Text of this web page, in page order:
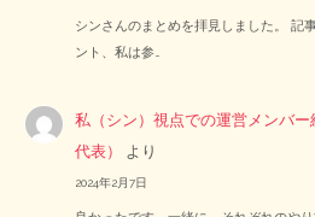
シンさんのまとめを拝見しました。 記
ント、私は参…
私（シン）視点での運営メンバー
代表）
より
2024年2月7日